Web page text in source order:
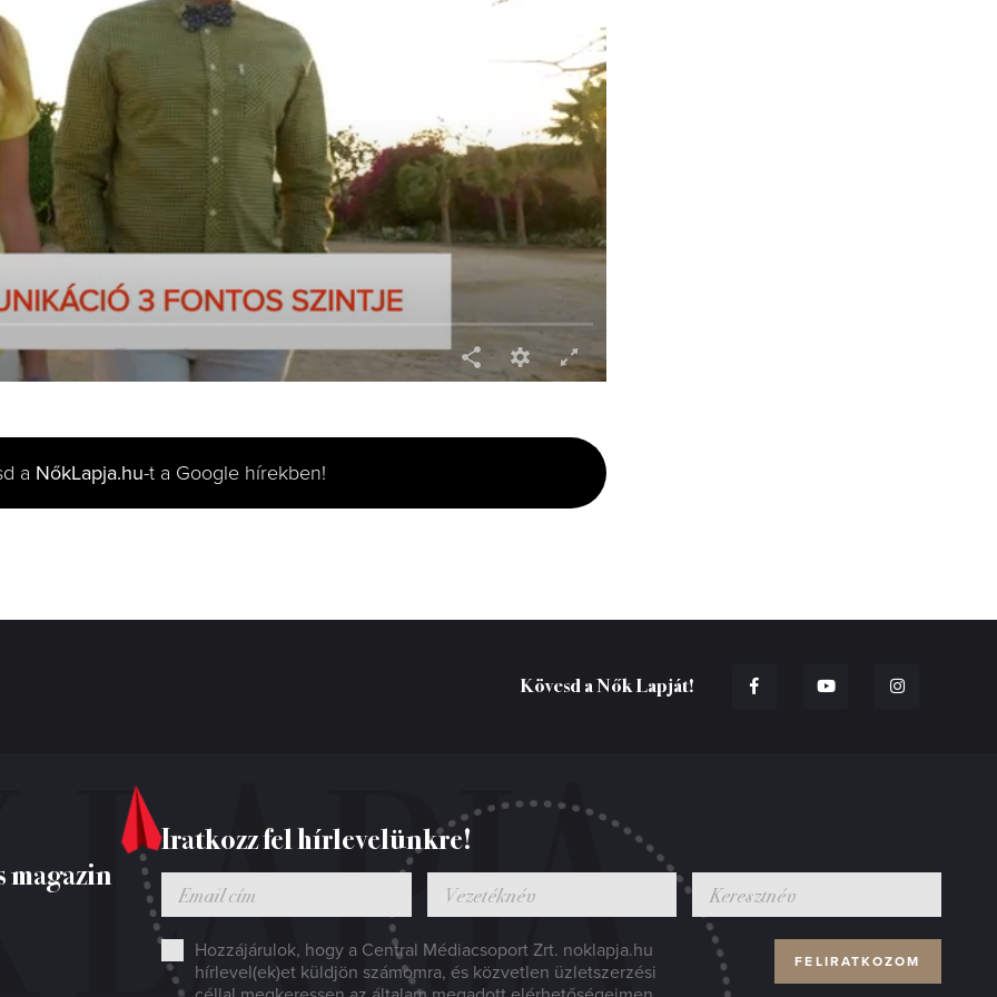
a NőkLapja.hu-t a Google hírekben!
Kövesd a Nők Lapját!
Iratkozz fel hírlevelünkre!
Hozzájárulok, hogy a Central Médiacsoport Zrt. noklapja.hu
hírlevel(ek)et küldjön számomra, és közvetlen üzletszerzési